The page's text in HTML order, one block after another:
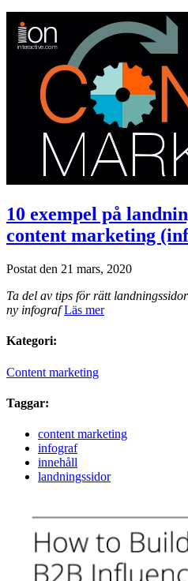
10 exempel på
content marketing
Postat den 21 mars, 2020
Ta del av tips för rätt
ny infograf Läs mer
Kategori:
Content marketing
Taggar:
content marketing
infograf
innehåll
landningssidor